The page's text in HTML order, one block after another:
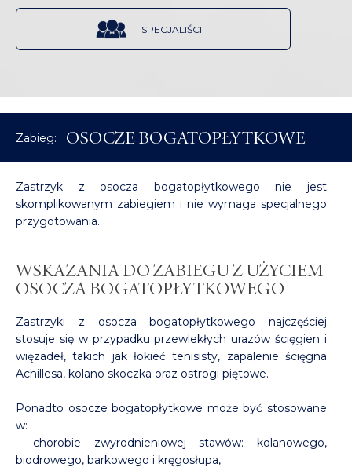
Care
zwyrodnieniowych
Operacja innych
pourazowych
deformacji
stawów i ścięgien
SPECJALIŚCI
Zabieg: OSOCZE BOGATOPŁYTKOWE
Zastrzyk z osocza bogatopłytkowego nie jest
skomplikowanym zabiegiem i nie wymaga specjalnego
przygotowania.
WSKAZANIA DO ZABIEGU Z UŻYCIEM
OSOCZA BOGATOPŁYTKOWEGO
Zastrzyki z osocza bogatopłytkowego najczęściej
stosuje się w przypadku przewlekłych urazów ścięgien i
więzadeł, takich jak łokieć tenisisty, zapalenie ścięgna
Achillesa, kolano skoczka oraz ostrogi piętowe.
Ponadto osocze bogatopłytkowe może być stosowane
w:
- chorobie zwyrodnieniowej stawów: kolanowego,
biodrowego, barkowego i kręgosłupa,